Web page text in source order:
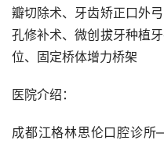
瓣切除术、牙齿矫正口外
孔修补术、微创拔牙种植
位、固定桥体增力桥架
医院介绍：
成都江格林思伦口腔诊